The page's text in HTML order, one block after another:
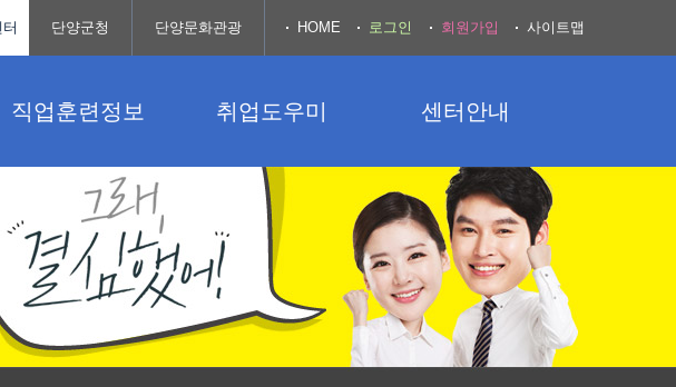
직업훈련정보 취업도우미 센터안내
단양군청 단양문화관광 HOME 로그인 회원가입 사이트맵